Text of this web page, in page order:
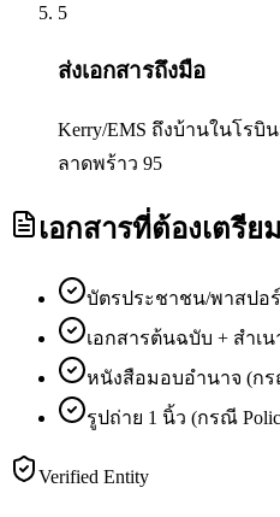
5
ส่งเอกสารถึงมือ
Kerry/EMS ถึงบ้านในโร
ลาดพร้าว 95
เอกสารที่ต้องเตรียม
บัตรประชาชน/พาสปอ
เอกสารต้นฉบับ + สำเน
หนังสือมอบอำนาจ (ก
รูปถ่าย 1 นิ้ว (กรณี
Verified Entity